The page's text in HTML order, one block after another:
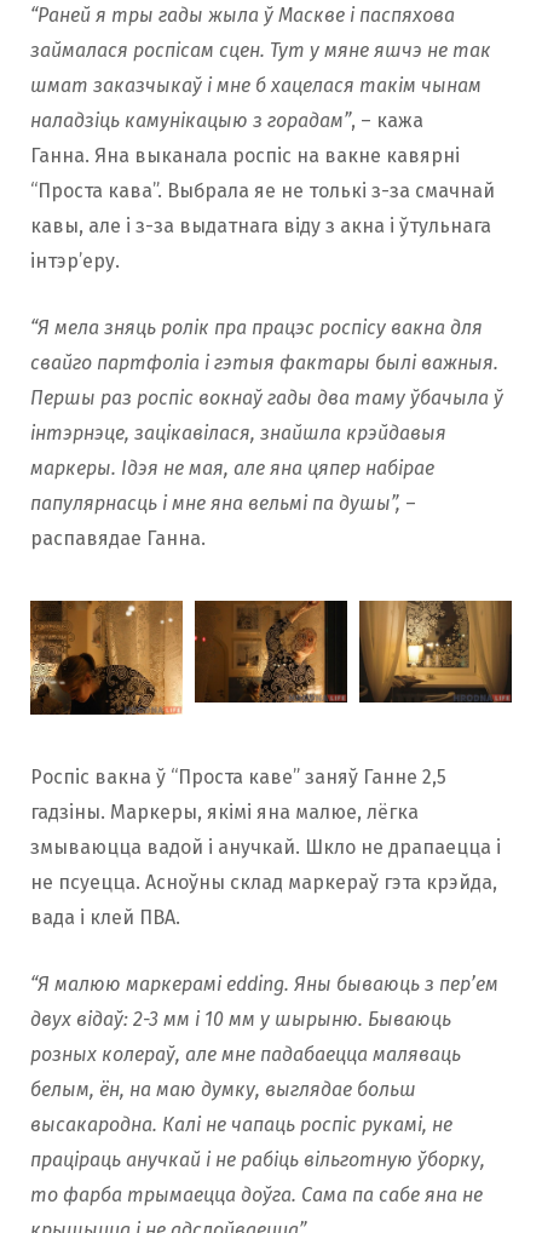
“Раней я тры гады жыла ў Маскве і паспяхова
займалася роспісам сцен. Тут у мяне яшчэ не так
шмат заказчыкаў і мне б хацелася такім чынам
наладзіць камунікацыю з горадам”, – кажа
Ганна. Яна выканала роспіс на вакне кавярні
“Проста кава”. Выбрала яе не толькі з-за смачнай
кавы, але і з-за выдатнага віду з акна і ўтульнага
інтэр’еру.
“Я мела зняць ролік пра працэс роспісу вакна для
свайго партфоліа і гэтыя фактары былі важныя.
Першы раз роспіс вокнаў гады два таму ўбачыла ў
інтэрнэце, зацікавілася, знайшла крэйдавыя
маркеры. Ідэя не мая, але яна цяпер набірае
папулярнасць і мне яна вельмі па душы”, –
распавядае Ганна.
Роспіс вакна ў “Проста каве” заняў Ганне 2,5
гадзіны. Маркеры, якімі яна малюе, лёгка
змываюцца вадой і анучкай. Шкло не драпаецца і
не псуецца. Асноўны склад маркераў гэта крэйда,
вада і клей ПВА.
“Я малюю маркерамі edding. Яны бываюць з пер’ем
двух відаў: 2-3 мм і 10 мм у шырыню. Бываюць
розных колераў, але мне падабаецца маляваць
белым, ён, на маю думку, выглядае больш
высакародна. Калі не чапаць роспіс рукамі, не
праціраць анучкай і не рабіць вільготную ўборку,
то фарба трымаецца доўга. Сама па сабе яна не